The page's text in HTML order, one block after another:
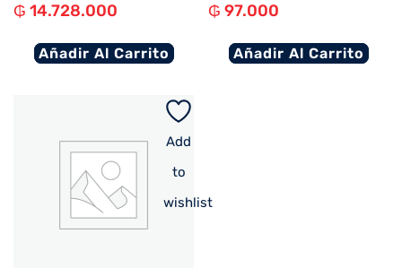
₲ 14.728.000
Añadir Al Carrito
₲ 97.000
Añadir Al Carrito
Add
to
wishlist